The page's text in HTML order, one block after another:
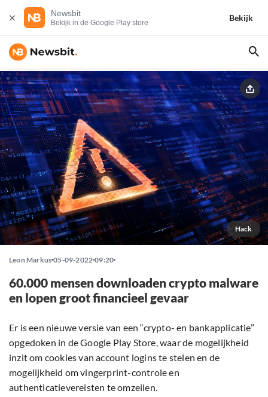
Newsbit
Bekijk in de Google Play store
Bekijk
Hack
Leon Markus 05-09-2022 09:20
60.000 mensen downloaden crypto malware
en lopen groot financieel gevaar
Er is een nieuwe versie van een “crypto- en bankapplicatie”
opgedoken in de Google Play Store, waar de mogelijkheid
inzit om cookies van account logins te stelen en de
mogelijkheid om vingerprint-controle en
authenticatievereisten te omzeilen.